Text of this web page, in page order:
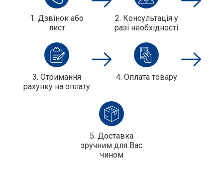
1. Дзвінок або
лист
2. Консультація у
разі необхідності
3. Отримання
рахунку на оплату
4. Оплата товару
5. Доставка
зручним для Вас
чином